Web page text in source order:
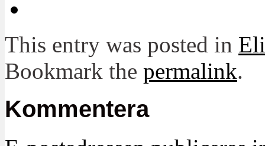
This entry was posted in
Bookmark the permalink.
Kommentera